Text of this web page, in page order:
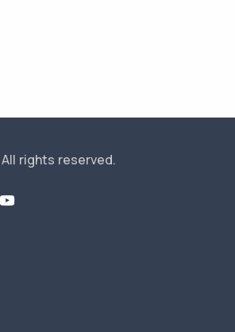
All rights reserved.